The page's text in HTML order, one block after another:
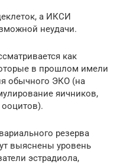
а ИКСИ
неудачи.
как
в прошлом имели
обычного ЭКО (на
яичников,
резерва
выяснены уровень
эстрадиола,